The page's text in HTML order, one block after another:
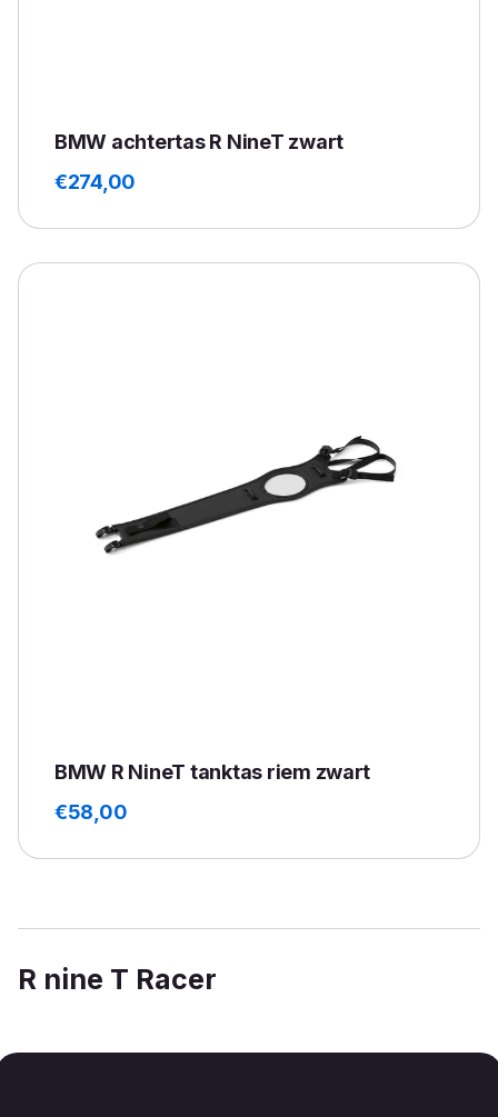
BMW achtertas R NineT zwart
€274,00
BMW R NineT tanktas riem zwart
€58,00
R nine T Racer